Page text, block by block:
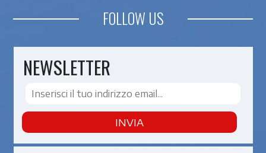
FOLLOW US
NEWSLETTER
INVIA